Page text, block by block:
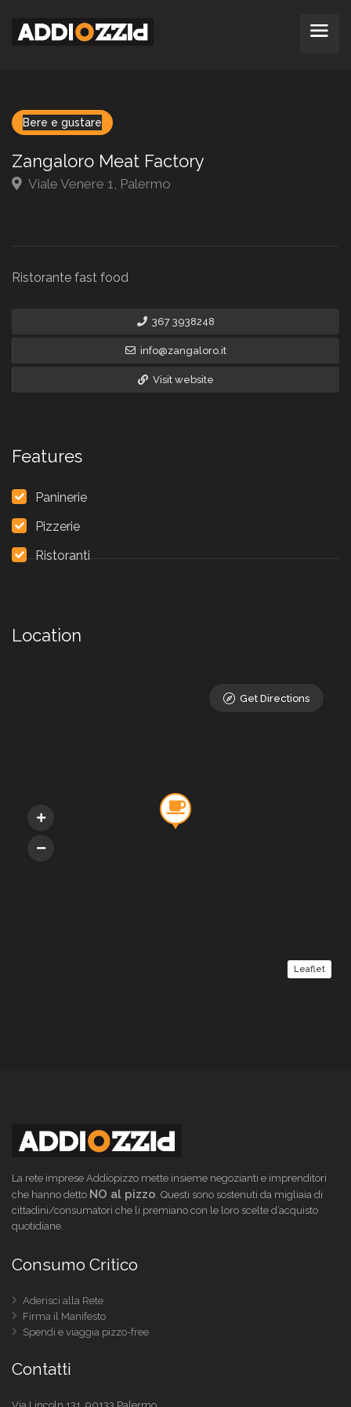
Bere e gustare
Zangaloro Meat Factory
Viale Venere 1, Palermo
Ristorante fast food
367 3938248
info@zangaloro.it
Visit website
Features
Paninerie
Pizzerie
Ristoranti
Location
Leaflet
Get Directions
La rete imprese Addiopizzo mette insieme negozianti e imprenditori
che hanno detto NO al pizzo. Questi sono sostenuti da migliaia di
cittadini/consumatori che li premiano con le loro scelte d’acquisto
quotidiane.
Consumo Critico
Aderisci alla Rete
Firma il Manifesto
Spendi e viaggia pizzo-free
Contatti